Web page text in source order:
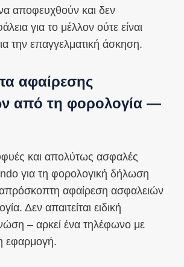
αποφευχθούν και δεν
για το μέλλον ούτε είναι
την επαγγελματική άσκηση.
αφαίρεσης
από τη φορολογία —
και απολύτως ασφαλές
για τη φορολογική δήλωση
απρόσκοπτη αφαίρεση ασφαλειών
Δεν απαιτείται ειδική
– αρκεί ένα τηλέφωνο με
εφαρμογή.